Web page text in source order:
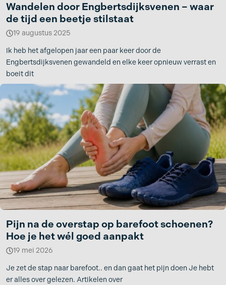
Wandelen door Engbertsdijksvenen – waar
de tijd een beetje stilstaat
19 augustus 2025
Ik heb het afgelopen jaar een paar keer door de
Engbertsdijksvenen gewandeld en elke keer opnieuw verrast en
boeit dit
Pijn na de overstap op barefoot schoenen?
Hoe je het wél goed aanpakt
19 mei 2026
Je zet de stap naar barefoot.. en dan gaat het pijn doen Je hebt
er alles over gelezen. Artikelen over